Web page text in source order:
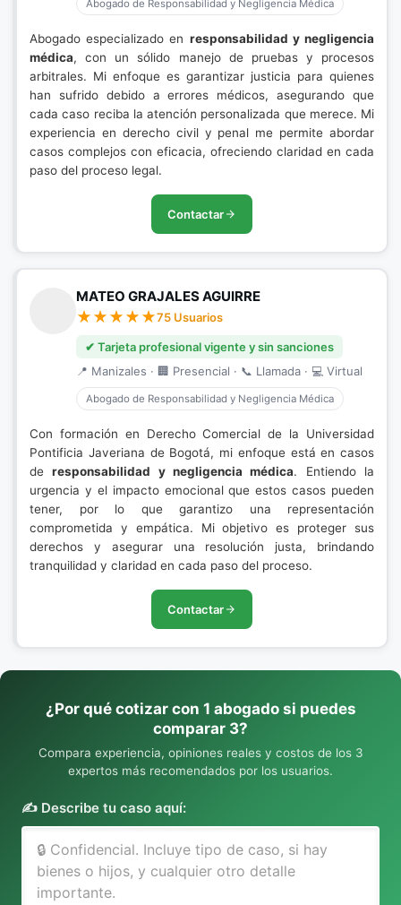
Abogado de Responsabilidad y Negligencia Médica
Abogado especializado en responsabilidad y negligencia
médica, con un sólido manejo de pruebas y procesos
arbitrales. Mi enfoque es garantizar justicia para quienes
han sufrido debido a errores médicos, asegurando que
cada caso reciba la atención personalizada que merece. Mi
experiencia en derecho civil y penal me permite abordar
casos complejos con eficacia, ofreciendo claridad en cada
paso del proceso legal.
Contactar
MATEO GRAJALES AGUIRRE
75 Usuarios
✔ Tarjeta profesional vigente y sin sanciones
📍 Manizales · 🏢 Presencial · 📞 Llamada · 💻 Virtual
Abogado de Responsabilidad y Negligencia Médica
Con formación en Derecho Comercial de la Universidad
Pontificia Javeriana de Bogotá, mi enfoque está en casos
deresponsabilidad y negligencia médica. Entiendo la
urgencia y el impacto emocional que estos casos pueden
tener, por lo que garantizo una representación
comprometida y empática. Mi objetivo es proteger sus
derechos y asegurar una resolución justa, brindando
tranquilidad y claridad en cada paso del proceso.
Contactar
¿Por qué cotizar con 1 abogado si puedes
comparar 3?
Compara experiencia, opiniones reales y costos de los 3
expertos más recomendados por los usuarios.
✍️ Describe tu caso aquí: